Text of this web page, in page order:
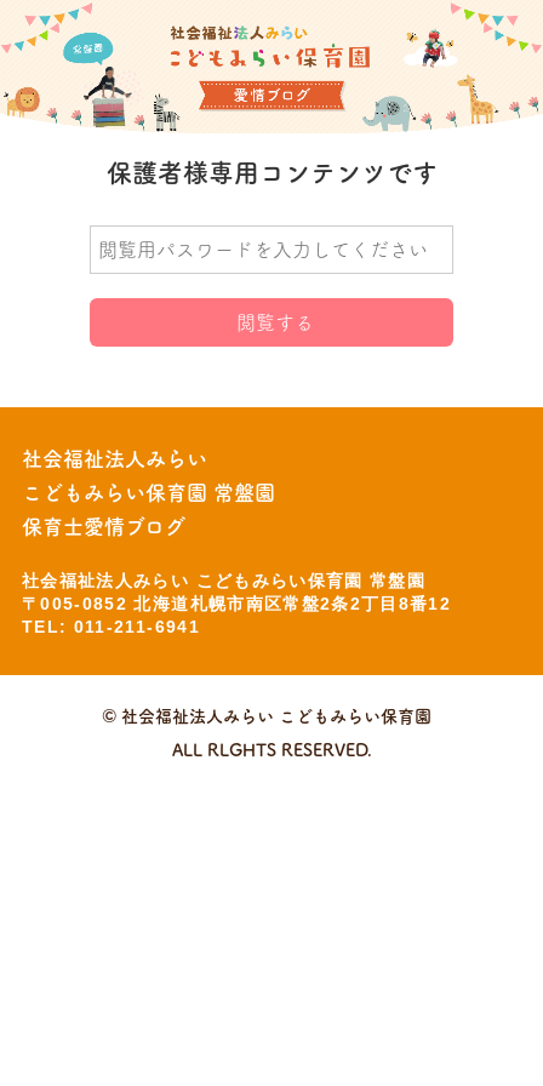
保護者様専用コンテンツです
社会福祉法人みらい
こどもみらい保育園 常盤園
保育士愛情ブログ
社会福祉法人みらい こどもみらい保育園 常盤園
〒005-0852 北海道札幌市南区常盤2条2丁目8番12
TEL: 011-211-6941
© 社会福祉法人みらい こどもみらい保育園
ALL RLGHTS RESERVED.